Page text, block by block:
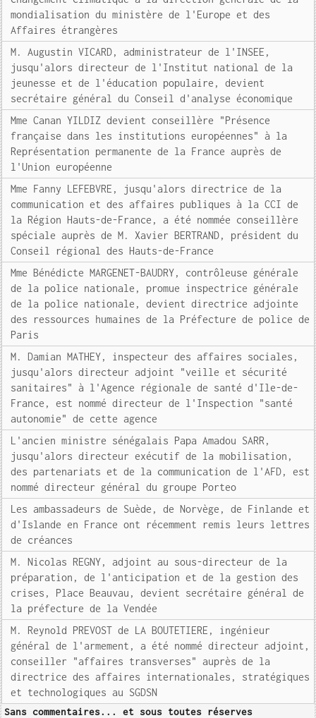
mondialisation du ministère de l'Europe et des
Affaires étrangères
M. Augustin VICARD, administrateur de l'INSEE,
jusqu'alors directeur de l'Institut national de la
jeunesse et de l'éducation populaire, devient
secrétaire général du Conseil d'analyse économique
Mme Canan YILDIZ devient conseillère "Présence
française dans les institutions européennes" à la
Représentation permanente de la France auprès de
l'Union européenne
Mme Fanny LEFEBVRE, jusqu'alors directrice de la
communication et des affaires publiques à la CCI de
la Région Hauts-de-France, a été nommée conseillère
spéciale auprès de M. Xavier BERTRAND, président du
Conseil régional des Hauts-de-France
Mme Bénédicte MARGENET-BAUDRY, contrôleuse générale
de la police nationale, promue inspectrice générale
de la police nationale, devient directrice adjointe
des ressources humaines de la Préfecture de police de
Paris
M. Damian MATHEY, inspecteur des affaires sociales,
jusqu'alors directeur adjoint "veille et sécurité
sanitaires" à l'Agence régionale de santé d'Ile-de-
France, est nommé directeur de l'Inspection "santé
autonomie" de cette agence
L'ancien ministre sénégalais Papa Amadou SARR,
jusqu'alors directeur exécutif de la mobilisation,
des partenariats et de la communication de l'AFD, est
nommé directeur général du groupe Porteo
Les ambassadeurs de Suède, de Norvège, de Finlande et
d'Islande en France ont récemment remis leurs lettres
de créances
M. Nicolas REGNY, adjoint au sous-directeur de la
préparation, de l'anticipation et de la gestion des
crises, Place Beauvau, devient secrétaire général de
la préfecture de la Vendée
M. Reynold PREVOST de LA BOUTETIERE, ingénieur
général de l'armement, a été nommé directeur adjoint,
conseiller "affaires transverses" auprès de la
directrice des affaires internationales, stratégiques
et technologiques au SGDSN
Sans commentaires... et sous toutes réserves